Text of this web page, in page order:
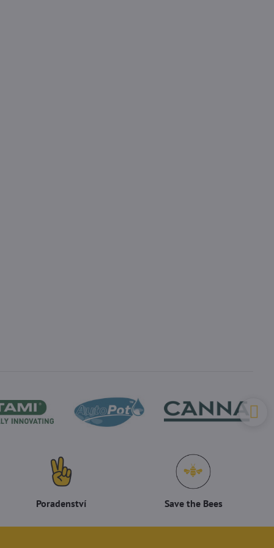
Poradenství Save the Bees